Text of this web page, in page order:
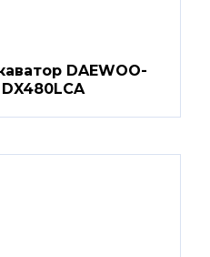
DAEWOO-